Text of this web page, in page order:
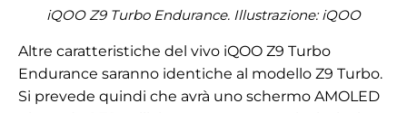
iQOO Z9 Turbo Endurance. Illustrazione: iQOO
Altre caratteristiche del vivo iQOO Z9 Turbo
Endurance saranno identiche al modello Z9 Turbo.
Si prevede quindi che avrà uno schermo AMOLED